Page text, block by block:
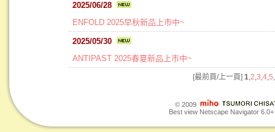
2025/06/28
ENFOLD 2025早秋新品上市中~
2025/05/30
ANTIPAST 2025春夏新品上市中~
[最前頁/上一頁] 1 2 3 4 5
© 2009
Best view Netscape Navigator